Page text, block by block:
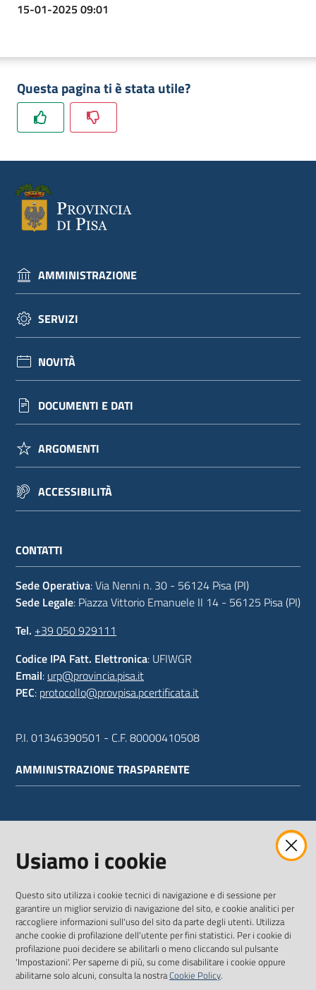
15-01-2025 09:01
Questa pagina ti è stata utile?
AMMINISTRAZIONE
SERVIZI
NOVITÀ
DOCUMENTI E DATI
ARGOMENTI
ACCESSIBILITÀ
CONTATTI
Sede Operativa: Via Nenni n. 30 - 56124 Pisa (PI)
Sede Legale: Piazza Vittorio Emanuele II 14 - 56125 Pisa (PI)
Tel. +39 050 929111
Codice IPA Fatt. Elettronica: UFIWGR
Email: urp@provincia.pisa.it
PEC: protocollo@provpisa.pcertificata.it
P.I. 01346390501 - C.F. 80000410508
AMMINISTRAZIONE TRASPARENTE
SEGUICI SU
TwitterFacebookYoutube
Usiamo i cookie
Questo sito utilizza i cookie tecnici di navigazione e di sessione per
garantire un miglior servizio di navigazione del sito, e cookie analitici per
raccogliere informazioni sull'uso del sito da parte degli utenti. Utilizza
anche cookie di profilazione dell'utente per fini statistici. Per i cookie di
profilazione puoi decidere se abilitarli o meno cliccando sul pulsante
'Impostazioni'. Per saperne di più, su come disabilitare i cookie oppure
abilitarne solo alcuni, consulta la nostraCookie Policy.